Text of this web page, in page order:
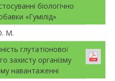
біологічно
«Гумілід»
М.
глутатіонової
захисту організму
навантаженні